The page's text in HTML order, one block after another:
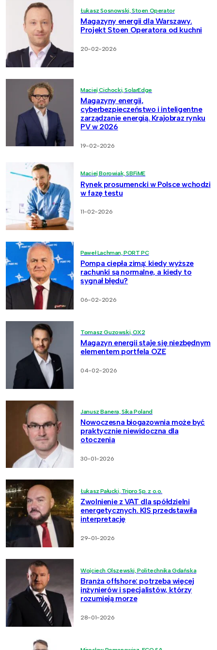
Łukasz Sosnowski, Stoen Operator
Magazyny energii dla Warszawy.
Projekt Stoen Operatora od kuchni
20-02-2026
Maciej Cichocki, SolarEdge
Magazyny energii,
cyberbezpieczeństwo i inteligentne
zarządzanie energią. Krajobraz rynku
PV w 2026
19-02-2026
Maciej Borowiak, SBFiME
Rynek prosumencki w Polsce wchodzi
w fazę testu
11-02-2026
Paweł Lachman, PORT PC
Pompa ciepła zimą: kiedy wyższe
rachunki są normalne, a kiedy to
sygnał błędu?
06-02-2026
Tomasz Guzowski, OX2
Magazyn energii staje się niezbędnym
elementem portfela OZE
04-02-2026
Janusz Banera, Sika Poland
Nowoczesna biogazownia może być
praktycznie niewidoczna dla
otoczenia
30-01-2026
Łukasz Pałucki, Tripro Sp. z o.o.
Zwolnienie z VAT dla spółdzielni
energetycznych. KIS przedstawiła
interpretację
29-01-2026
Wojciech Olszewski, Politechnika Gdańska
Branża offshore: potrzeba więcej
inżynierów i specjalistów, którzy
rozumieją morze
28-01-2026